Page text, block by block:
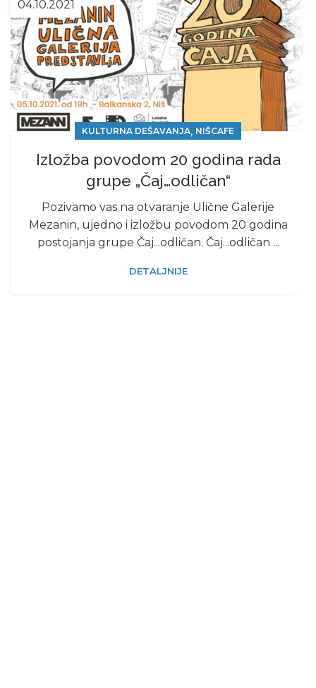
04.10.2021
KULTURNA DEŠAVANJA, NIŠCAFE
Izložba povodom 20 godina rada
grupe „Čaj…odličan“
Pozivamo vas na otvaranje Ulične Galerije
Mezanin, ujedno i izložbu povodom 20 godina
postojanja grupe Čaj...odličan. Čaj...odličan ...
DETALJNIJE